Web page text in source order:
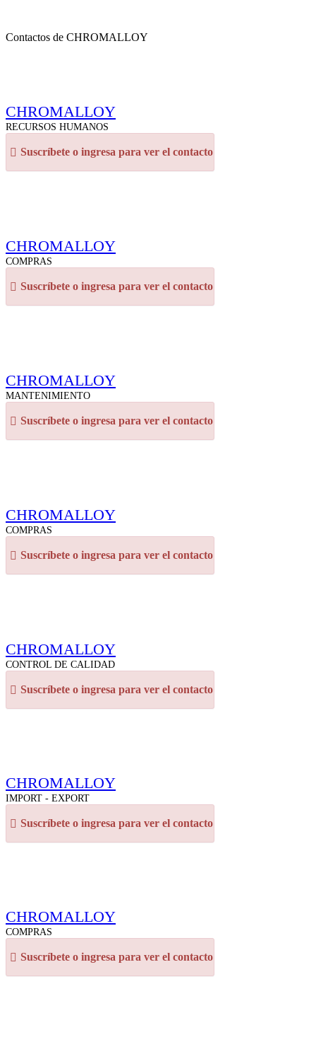
Contactos de CHROMALLOY
CHROMALLOY
RECURSOS HUMANOS
Suscríbete o ingresa para ver el contacto
CHROMALLOY
COMPRAS
Suscríbete o ingresa para ver el contacto
CHROMALLOY
MANTENIMIENTO
Suscríbete o ingresa para ver el contacto
CHROMALLOY
COMPRAS
Suscríbete o ingresa para ver el contacto
CHROMALLOY
CONTROL DE CALIDAD
Suscríbete o ingresa para ver el contacto
CHROMALLOY
IMPORT - EXPORT
Suscríbete o ingresa para ver el contacto
CHROMALLOY
COMPRAS
Suscríbete o ingresa para ver el contacto